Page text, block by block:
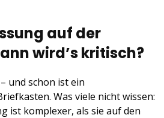
auf der
wird’s kritisch?
und schon ist ein
Was viele nicht wissen:
ist komplexer, als sie auf den